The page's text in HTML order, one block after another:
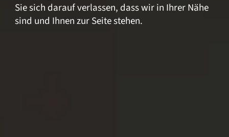
Sie sich darauf verlassen, dass wir in Ihrer Nähe
sind und Ihnen zur Seite stehen.